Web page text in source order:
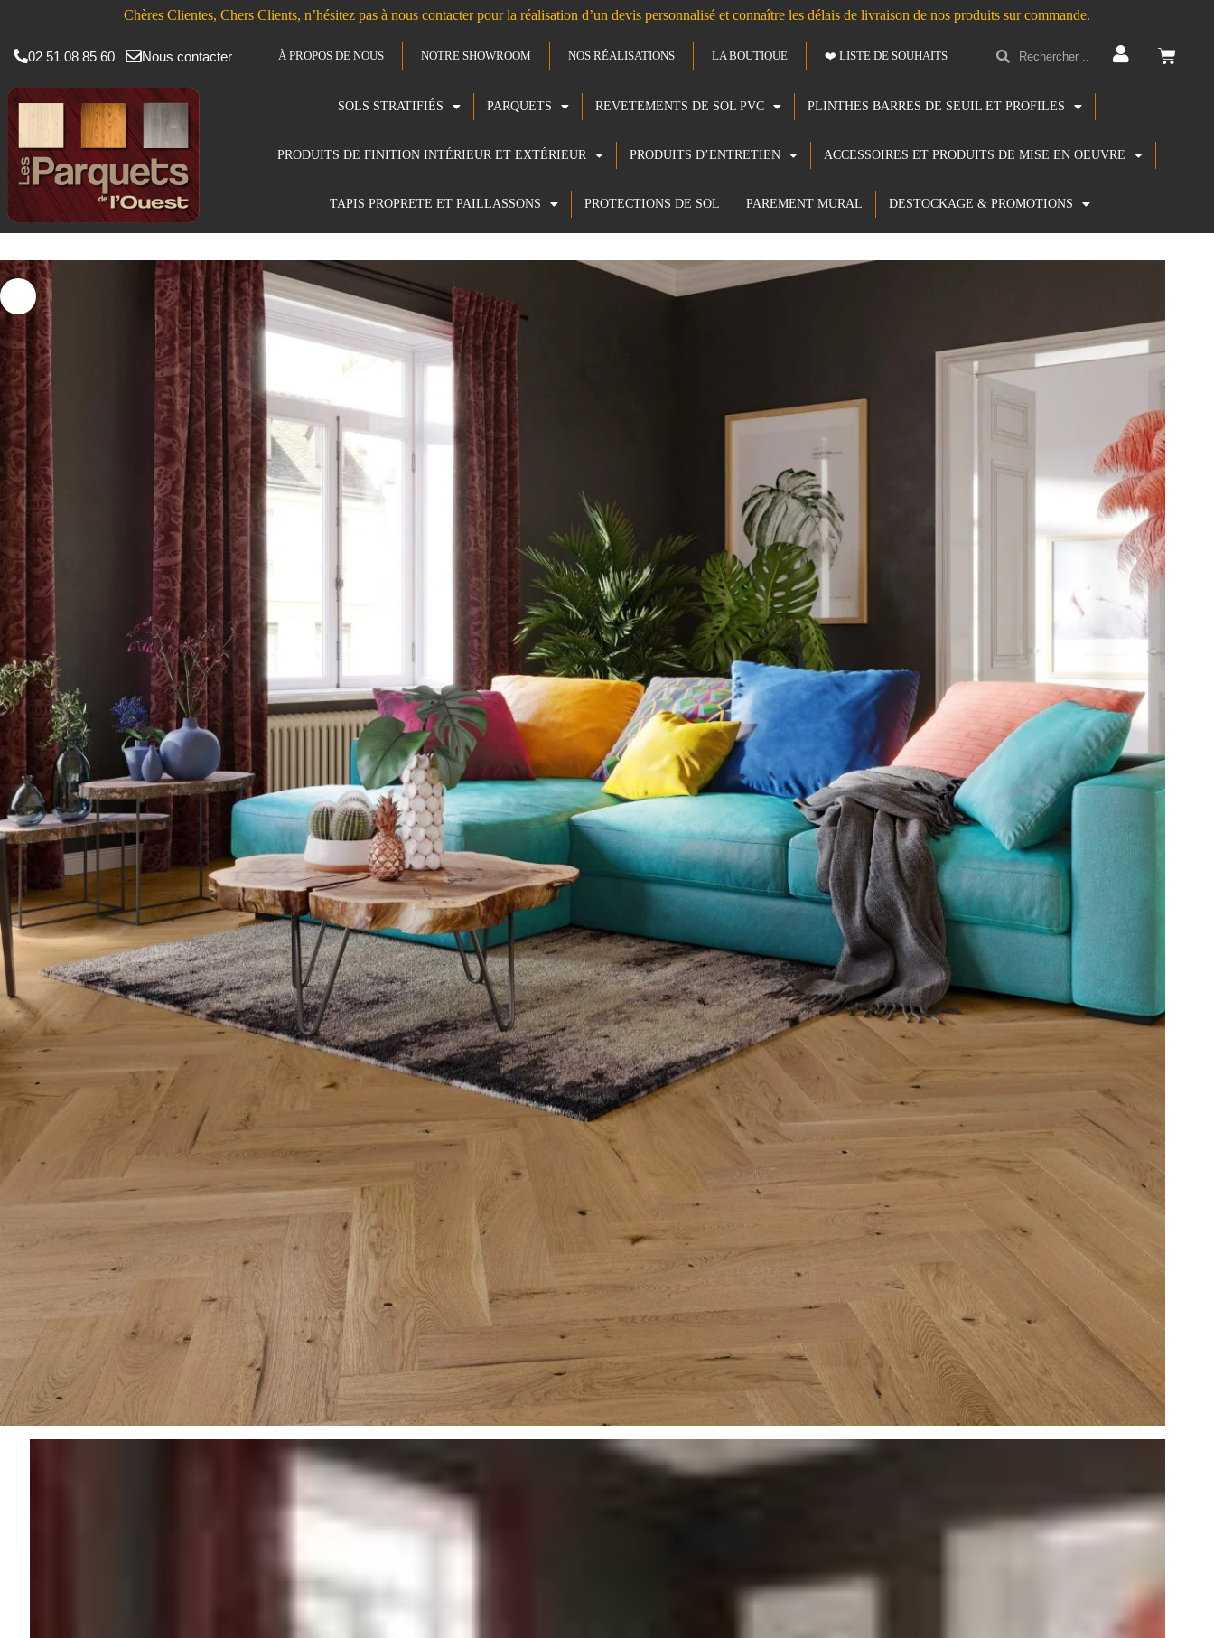
Chères Clientes, Chers Clients, n’hésitez pas à nous contacter pour la réalisation d’un devis personnalisé et connaître les délais de livraison de nos produits sur commande.
02 51 08 85 60 Nous contacter À PROPOS DE NOUS NOTRE SHOWROOM NOS RÉALISATIONS LA BOUTIQUE ❤️ LISTE DE SOUHAITS
SOLS STRATIFIÉS PARQUETS REVETEMENTS DE SOL PVC PLINTHES BARRES DE SEUIL ET PROFILES
PRODUITS DE FINITION INTÉRIEUR ET EXTÉRIEUR PRODUITS D’ENTRETIEN ACCESSOIRES ET PRODUITS DE MISE EN OEUVRE
TAPIS PROPRETE ET PAILLASSONS PROTECTIONS DE SOL PAREMENT MURAL DESTOCKAGE & PROMOTIONS